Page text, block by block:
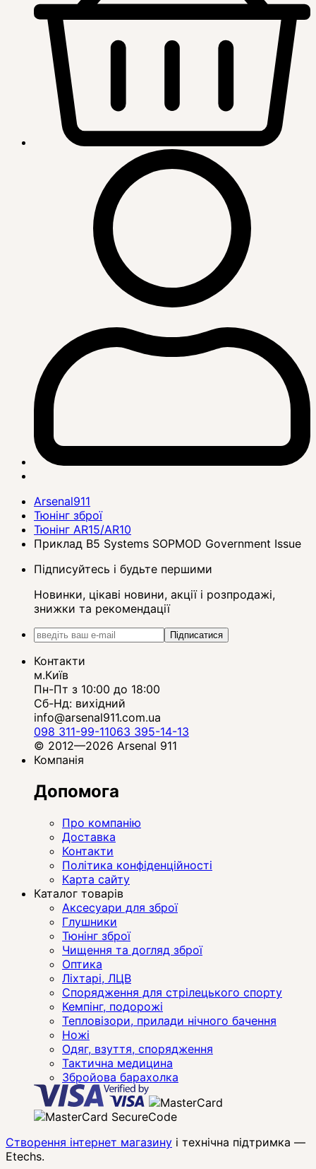
Arsenal911
Тюнінг зброї
Тюнінг AR15/AR10
Приклад B5 Systems SOPMOD Government Issue
Підписуйтесь і будьте першими
Новинки, цікаві новини, акції і розпродажі,
знижки та рекомендації
Підписатися
Контакти
м.Київ
Пн-Пт з 10:00 до 18:00
Сб-Нд: вихідний
info@arsenal911.com.ua
098 311-99-11063 395-14-13
© 2012—2026 Arsenal 911
Компанія
Допомога
Про компанію
Доставка
Контакти
Політика конфіденційності
Карта сайту
Каталог товарів
Аксесуари для зброї
Глушники
Тюнінг зброї
Чищення та догляд зброї
Оптика
Ліхтарі, ЛЦВ
Спорядження для стрілецького спорту
Кемпінг, подорожі
Тепловізори, прилади нічного бачення
Ножі
Одяг, взуття, спорядження
Тактична медицина
Збройова барахолка
Створення інтернет магазину і технічна підтримка —
Etechs.